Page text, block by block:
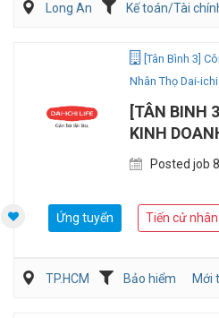
Long An Kế toán/Tài
[Tân Bình 3]
Nhân Thọ Dai-
[TÂN BINH
KINH
Posted job
Ứng tuyển Tiến cử
TP.HCM Bảo hiểm
Mới